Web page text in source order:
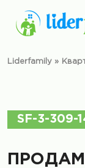
Liderfamily »
SF-3-309-
ПРОДАМ